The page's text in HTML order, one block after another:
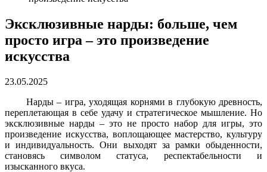
Эксклюзивные нарды: больше, чем
просто игра – это произведение
искусства
23.05.2025
Нарды – игра, уходящая корнями в глубокую древность,
переплетающая в себе удачу и стратегическое мышление. Но
эксклюзивные нарды – это не просто набор для игры, это
произведение искусства, воплощающее мастерство, культуру
и индивидуальность. Они выходят за рамки обыденности,
становясь символом статуса, респектабельности и
изысканного вкуса.